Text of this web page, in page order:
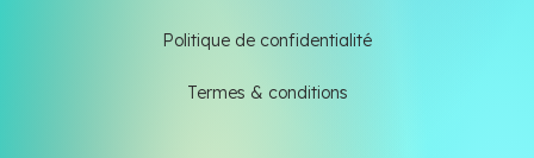
Politique de confidentialité
Termes & conditions